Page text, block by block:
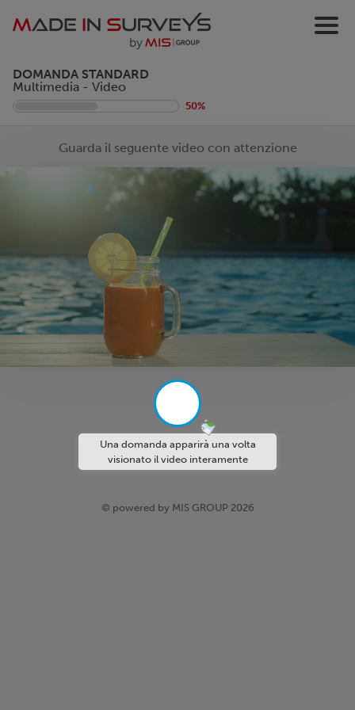
DOMANDA STANDARD
Multimedia - Video
50%
Guarda il seguente video con attenzione
Una domanda apparirà una volta
visionato il video interamente
© powered by MIS GROUP 2026